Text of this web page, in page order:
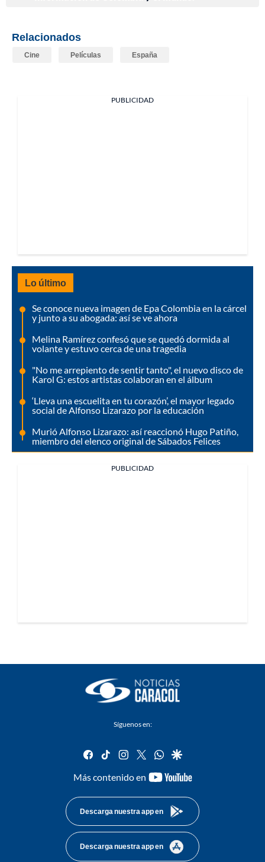
Relacionados
Cine Películas España
PUBLICIDAD
Lo último
Se conoce nueva imagen de Epa Colombia en la cárcel
y junto a su abogada: así se ve ahora
Melina Ramírez confesó que se quedó dormida al
volante y estuvo cerca de una tragedia
"No me arrepiento de sentir tanto", el nuevo disco de
Karol G: estos artistas colaboran en el álbum
‘Lleva una escuelita en tu corazón’, el mayor legado
social de Alfonso Lizarazo por la educación
Murió Alfonso Lizarazo: así reaccionó Hugo Patiño,
miembro del elenco original de Sábados Felices
PUBLICIDAD
Síguenos en:
facebook
tiktok instagram
twitterwhatsapp
google
Más contenido en
youtube-
Descarga nuestra app en
Descarga nuestra app en